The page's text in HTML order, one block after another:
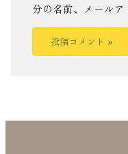
分の名前、メールア